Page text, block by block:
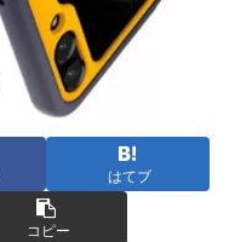
はてブ
コピー